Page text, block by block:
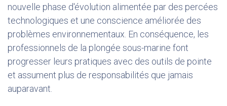
nouvelle phase d'évolution alimentée par des percées
technologiques et une conscience améliorée des
problèmes environnementaux. En conséquence, les
professionnels de la plongée sous-marine font
progresser leurs pratiques avec des outils de pointe
et assument plus de responsabilités que jamais
auparavant.